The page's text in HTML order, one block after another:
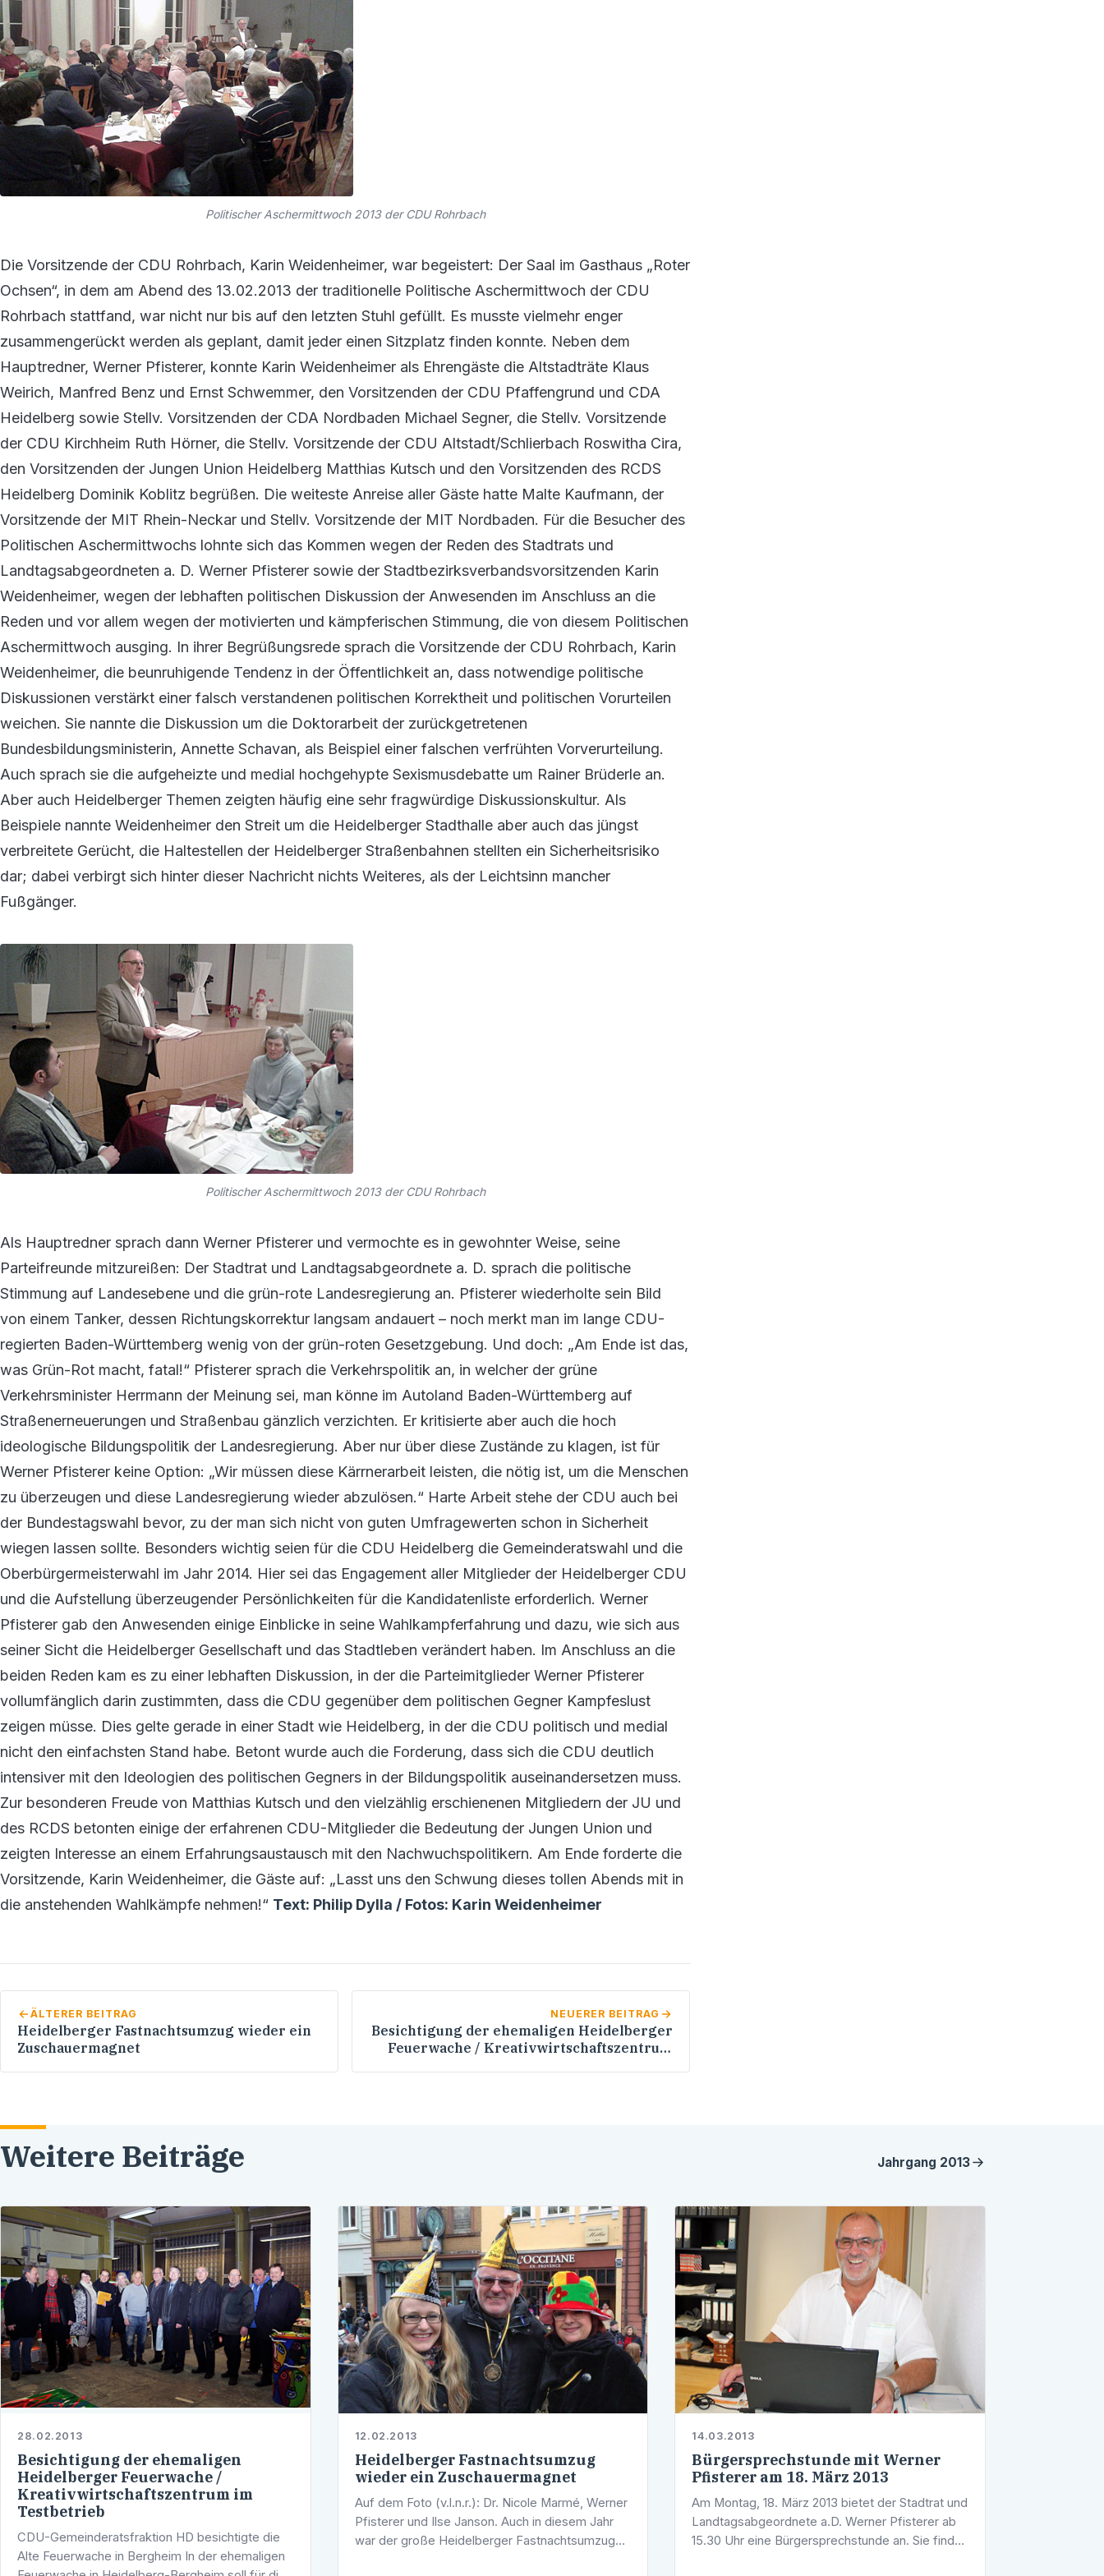
Politischer Aschermittwoch 2013 der CDU Rohrbach
Die Vorsitzende der CDU Rohrbach, Karin Weidenheimer, war begeistert: Der Saal im Gasthaus „Roter
Ochsen“, in dem am Abend des 13.02.2013 der traditionelle Politische Aschermittwoch der CDU
Rohrbach stattfand, war nicht nur bis auf den letzten Stuhl gefüllt. Es musste vielmehr enger
zusammengerückt werden als geplant, damit jeder einen Sitzplatz finden konnte. Neben dem
Hauptredner, Werner Pfisterer, konnte Karin Weidenheimer als Ehrengäste die Altstadträte Klaus
Weirich, Manfred Benz und Ernst Schwemmer, den Vorsitzenden der CDU Pfaffengrund und CDA
Heidelberg sowie Stellv. Vorsitzenden der CDA Nordbaden Michael Segner, die Stellv. Vorsitzende
der CDU Kirchheim Ruth Hörner, die Stellv. Vorsitzende der CDU Altstadt/Schlierbach Roswitha Cira,
den Vorsitzenden der Jungen Union Heidelberg Matthias Kutsch und den Vorsitzenden des RCDS
Heidelberg Dominik Koblitz begrüßen. Die weiteste Anreise aller Gäste hatte Malte Kaufmann, der
Vorsitzende der MIT Rhein-Neckar und Stellv. Vorsitzende der MIT Nordbaden. Für die Besucher des
Politischen Aschermittwochs lohnte sich das Kommen wegen der Reden des Stadtrats und
Landtagsabgeordneten a. D. Werner Pfisterer sowie der Stadtbezirksverbandsvorsitzenden Karin
Weidenheimer, wegen der lebhaften politischen Diskussion der Anwesenden im Anschluss an die
Reden und vor allem wegen der motivierten und kämpferischen Stimmung, die von diesem Politischen
Aschermittwoch ausging. In ihrer Begrüßungsrede sprach die Vorsitzende der CDU Rohrbach, Karin
Weidenheimer, die beunruhigende Tendenz in der Öffentlichkeit an, dass notwendige politische
Diskussionen verstärkt einer falsch verstandenen politischen Korrektheit und politischen Vorurteilen
weichen. Sie nannte die Diskussion um die Doktorarbeit der zurückgetretenen
Bundesbildungsministerin, Annette Schavan, als Beispiel einer falschen verfrühten Vorverurteilung.
Auch sprach sie die aufgeheizte und medial hochgehypte Sexismusdebatte um Rainer Brüderle an.
Aber auch Heidelberger Themen zeigten häufig eine sehr fragwürdige Diskussionskultur. Als
Beispiele nannte Weidenheimer den Streit um die Heidelberger Stadthalle aber auch das jüngst
verbreitete Gerücht, die Haltestellen der Heidelberger Straßenbahnen stellten ein Sicherheitsrisiko
dar; dabei verbirgt sich hinter dieser Nachricht nichts Weiteres, als der Leichtsinn mancher
Fußgänger.
Politischer Aschermittwoch 2013 der CDU Rohrbach
Als Hauptredner sprach dann Werner Pfisterer und vermochte es in gewohnter Weise, seine
Parteifreunde mitzureißen: Der Stadtrat und Landtagsabgeordnete a. D. sprach die politische
Stimmung auf Landesebene und die grün-rote Landesregierung an. Pfisterer wiederholte sein Bild
von einem Tanker, dessen Richtungskorrektur langsam andauert – noch merkt man im lange CDU-
regierten Baden-Württemberg wenig von der grün-roten Gesetzgebung. Und doch: „Am Ende ist das,
was Grün-Rot macht, fatal!“ Pfisterer sprach die Verkehrspolitik an, in welcher der grüne
Verkehrsminister Herrmann der Meinung sei, man könne im Autoland Baden-Württemberg auf
Straßenerneuerungen und Straßenbau gänzlich verzichten. Er kritisierte aber auch die hoch
ideologische Bildungspolitik der Landesregierung. Aber nur über diese Zustände zu klagen, ist für
Werner Pfisterer keine Option: „Wir müssen diese Kärrnerarbeit leisten, die nötig ist, um die Menschen
zu überzeugen und diese Landesregierung wieder abzulösen.“ Harte Arbeit stehe der CDU auch bei
der Bundestagswahl bevor, zu der man sich nicht von guten Umfragewerten schon in Sicherheit
wiegen lassen sollte. Besonders wichtig seien für die CDU Heidelberg die Gemeinderatswahl und die
Oberbürgermeisterwahl im Jahr 2014. Hier sei das Engagement aller Mitglieder der Heidelberger CDU
und die Aufstellung überzeugender Persönlichkeiten für die Kandidatenliste erforderlich. Werner
Pfisterer gab den Anwesenden einige Einblicke in seine Wahlkampferfahrung und dazu, wie sich aus
seiner Sicht die Heidelberger Gesellschaft und das Stadtleben verändert haben. Im Anschluss an die
beiden Reden kam es zu einer lebhaften Diskussion, in der die Parteimitglieder Werner Pfisterer
vollumfänglich darin zustimmten, dass die CDU gegenüber dem politischen Gegner Kampfeslust
zeigen müsse. Dies gelte gerade in einer Stadt wie Heidelberg, in der die CDU politisch und medial
nicht den einfachsten Stand habe. Betont wurde auch die Forderung, dass sich die CDU deutlich
intensiver mit den Ideologien des politischen Gegners in der Bildungspolitik auseinandersetzen muss.
Zur besonderen Freude von Matthias Kutsch und den vielzählig erschienenen Mitgliedern der JU und
des RCDS betonten einige der erfahrenen CDU-Mitglieder die Bedeutung der Jungen Union und
zeigten Interesse an einem Erfahrungsaustausch mit den Nachwuchspolitikern. Am Ende forderte die
Vorsitzende, Karin Weidenheimer, die Gäste auf: „Lasst uns den Schwung dieses tollen Abends mit in
die anstehenden Wahlkämpfe nehmen!“ Text: Philip Dylla / Fotos: Karin Weidenheimer
ÄLTERER BEITRAG
Heidelberger Fastnachtsumzug wieder ein
Zuschauermagnet
NEUERER BEITRAG
Besichtigung der ehemaligen Heidelberger
Feuerwache / Kreativwirtschaftszentrum
Weitere Beiträge Jahrgang 2013
28.02.2013
Besichtigung der ehemaligen
Heidelberger Feuerwache /
Kreativwirtschaftszentrum im
Testbetrieb
CDU-Gemeinderatsfraktion HD besichtigte die
Alte Feuerwache in Bergheim In der ehemaligen
12.02.2013
Heidelberger Fastnachtsumzug
wieder ein Zuschauermagnet
Auf dem Foto (v.l.n.r.): Dr. Nicole Marmé, Werner
Pfisterer und Ilse Janson. Auch in diesem Jahr
war der große Heidelberger Fastnachtsumzug
14.03.2013
Bürgersprechstunde mit Werner
Pfisterer am 18. März 2013
Am Montag, 18. März 2013 bietet der Stadtrat und
Landtagsabgeordnete a.D. Werner Pfisterer ab
15.30 Uhr eine Bürgersprechstunde an. Sie findet